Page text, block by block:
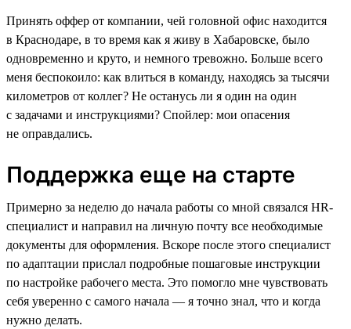
Принять оффер от компании, чей головной офис находится
в Краснодаре, в то время как я живу в Хабаровске, было
одновременно и круто, и немного тревожно. Больше всего
меня беспокоило: как влиться в команду, находясь за тысячи
километров от коллег? Не останусь ли я один на один
с задачами и инструкциями? Спойлер: мои опасения
не оправдались.
Поддержка еще на старте
Примерно за неделю до начала работы со мной связался HR-
специалист и направил на личную почту все необходимые
документы для оформления. Вскоре после этого специалист
по адаптации прислал подробные пошаговые инструкции
по настройке рабочего места. Это помогло мне чувствовать
себя уверенно с самого начала — я точно знал, что и когда
нужно делать.